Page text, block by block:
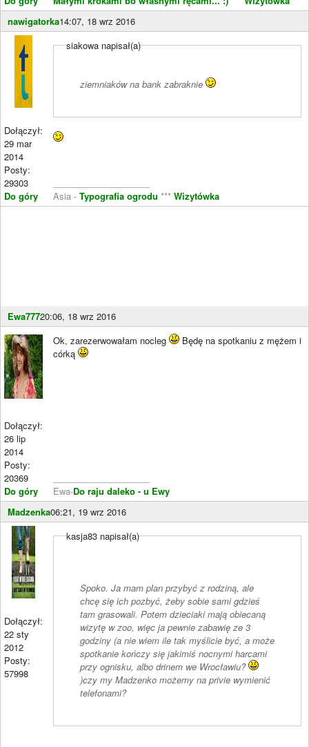
nawigatorka14:07, 18 wrz 2016
Dołączył:
29 mar
2014
Posty:
29303
Do góry
siakowa napisał(a)
ziemniaków na bank zabraknie
Asia - Typografia ogrodu *** Wizytówka
Ewa77720:06, 18 wrz 2016
Dołączył:
26 lip
2014
Posty:
20369
Do góry
Ok, zarezerwowałam nocleg
Będę na spotkaniu z mężem i
córką
Ewa-Do raju daleko - u Ewy
Madzenka06:21, 19 wrz 2016
Dołączył:
22 sty
2012
Posty:
57998
kasja83 napisał(a)
Spoko. Ja mam plan przybyć z rodziną, ale
chcę się ich pozbyć, żeby sobie sami gdzieś
tam grasowali. Potem dzieciaki mają obiecaną
wizytę w zoo, więc ja pewnie zabawię ze 3
godziny (a nie wiem ile tak myślicie być, a może
spotkanie kończy się jakimiś nocnymi harcami
przy ognisku, albo drinem we Wrocławiu?
)czy my Madzenko możemy na privie wymienić
telefonami?